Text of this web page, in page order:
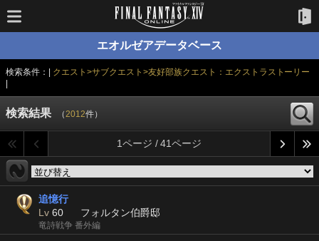
エオルゼアデータベース
検索条件：| クエスト>サブクエスト>友好部族クエスト：エクストラストーリー
検索結果 （2012件）
1ページ / 41ページ
追憶行
Lv 60 フォルタン伯爵邸
竜詩戦争 番外編